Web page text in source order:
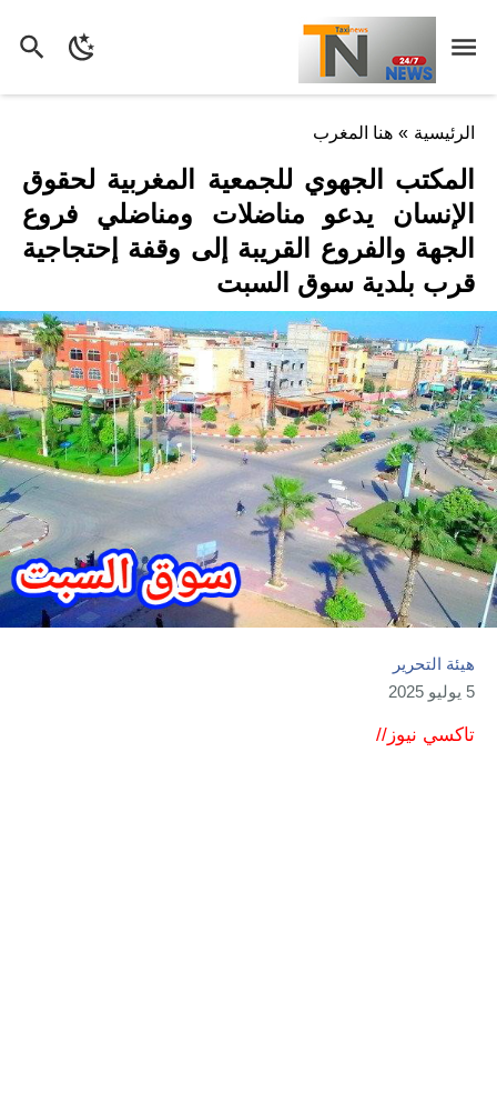
الرئيسية » هنا المغرب
المكتب الجهوي للجمعية المغربية لحقوق
الإنسان يدعو مناضلات ومناضلي فروع
الجهة والفروع القريبة إلى وقفة إحتجاجية
قرب بلدية سوق السبت
هيئة التحرير
5 يوليو 2025
تاكسي نيوز//